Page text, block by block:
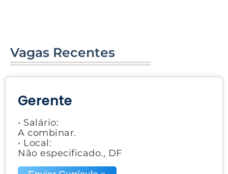
Vagas Recentes
Gerente
• Salário:
A combinar.
• Local:
Não especificado., DF